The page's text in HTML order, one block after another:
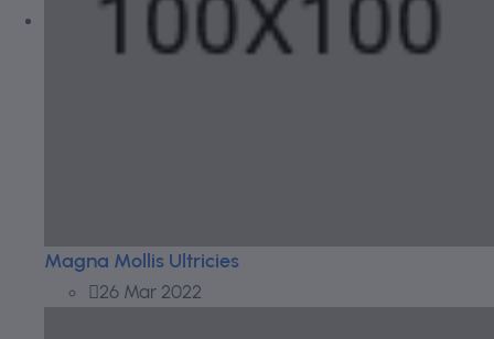
Magna Mollis Ultricies
26 Mar 2022